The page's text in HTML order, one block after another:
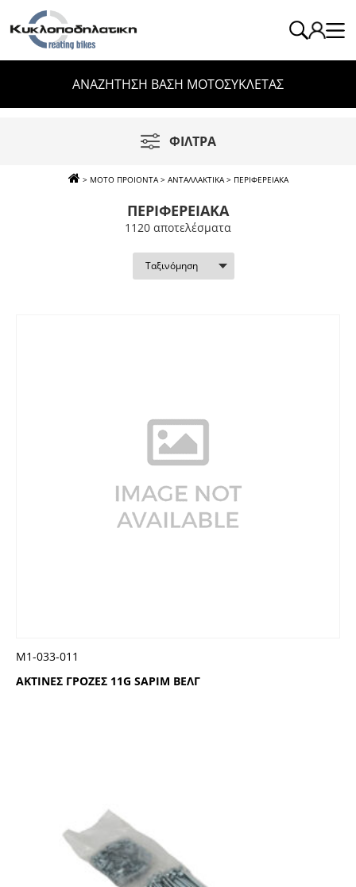
ΑΝΑΖΗΤΗΣΗ ΒΑΣΗ ΜΟΤΟΣΥΚΛΕΤΑΣ
ΦΙΛΤΡΑ
> ΜΟΤΟ ΠΡΟΙΟΝΤΑ > ΑΝΤΑΛΛΑΚΤΙΚΑ >ΠΕΡΙΦΕΡΕΙΑΚΑ
ΠΕΡΙΦΕΡΕΙΑΚΑ
1120 απoτελέσματα
ΑΚΤΙΝΕΣ ΓΡΟΖΕΣ 11G SAPIM ΒΕΛΓ
Μ1-033-011